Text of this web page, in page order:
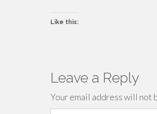
Like this:
Leave a Reply
Your email address will not